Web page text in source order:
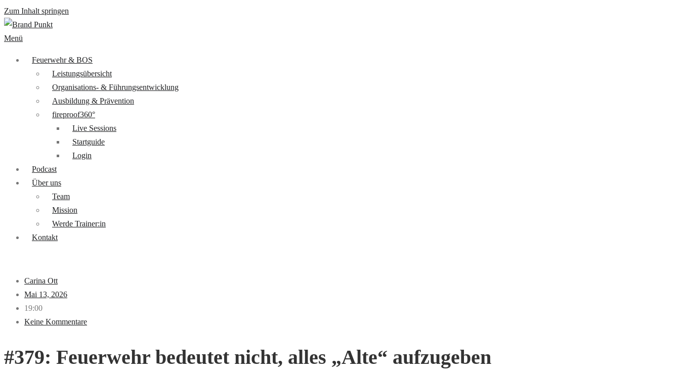
Zum Inhalt springen
Menü
Feuerwehr & BOS
Leistungsübersicht
Organisations- & Führungsentwicklung
Ausbildung & Prävention
fireproof360°
Live Sessions
Startguide
Login
Podcast
Über uns
Team
Mission
Werde Trainer:in
Kontakt
Carina Ott
Mai 13, 2026
19:00
Keine Kommentare
#379: Feuerwehr bedeutet nicht, alles „Alte“ aufzugeben